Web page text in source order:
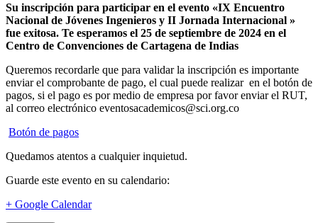
Su inscripción para participar en el evento «IX Encuentro
Nacional de Jóvenes Ingenieros y II Jornada Internacional »
fue exitosa. Te esperamos el 25 de septiembre de 2024 en el
Centro de Convenciones de Cartagena de Indias
Queremos recordarle que para validar la inscripción es importante
enviar el comprobante de pago, el cual puede realizar en el botón de
pagos, si el pago es por medio de empresa por favor enviar el RUT,
al correo electrónico eventosacademicos@sci.org.co
Botón de pagos
Quedamos atentos a cualquier inquietud.
Guarde este evento en su calendario:
+ Google Calendar